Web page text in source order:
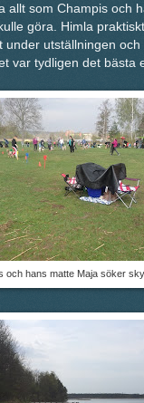
allt som Champis och
göra. Himla
under utställningen
var tydligen det bästa
och hans matte Maja söker